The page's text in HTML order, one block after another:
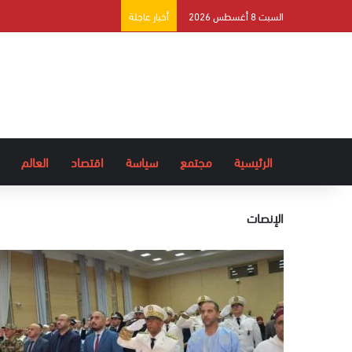
السبت 8 أغسطس 2026 أخبار عاجلة
الرئيسية مجتمع سياسة اقتصاد العالم
الإنصات